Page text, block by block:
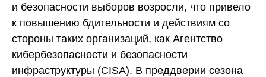
и безопасности выборов возросли, что привело
к повышению бдительности и действиям со
стороны таких организаций, как Агентство
кибербезопасности и безопасности
инфраструктуры (CISA). В преддверии сезона